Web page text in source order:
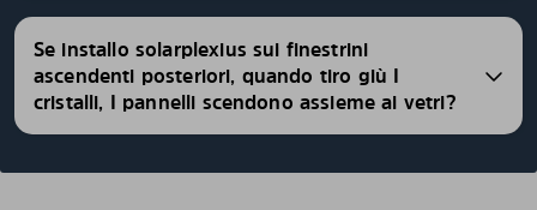
Se installo solarplexius sui finestrini
ascendenti posteriori, quando tiro giù I
cristalli, I pannelli scendono assieme ai vetri?